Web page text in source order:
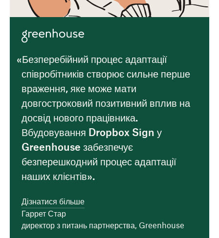
«Безперебійний процес адаптації
співробітників створює сильне перше
враження, яке може мати
довгостроковий позитивний вплив на
досвід нового працівника.
Вбудовування Dropbox Sign у
Greenhouse забезпечує
безперешкодний процес адаптації
наших клієнтів».
Дізнатися більше
Гаррет Стар
директор з питань партнерства, Greenhouse